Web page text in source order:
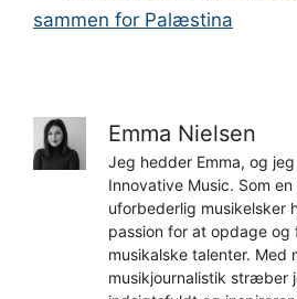
sammen for Palæstina
Emma Nielsen
Jeg hedder Emma, og
Innovative Music. Som
uforbederlig musikelsker
passion for at opdage og
musikalske talenter. Med
musikjournalistik stræber